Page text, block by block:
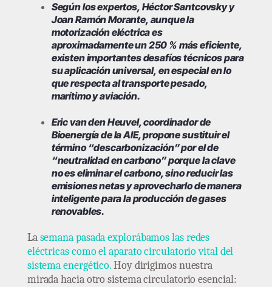
Según los expertos, Héctor Santcovsky y
Joan Ramón Morante, aunque la
motorización eléctrica es
aproximadamente un 250 % más eficiente,
existen importantes desafíos técnicos para
su aplicación universal, en especial en lo
que respecta al transporte pesado,
marítimo y aviación.
Eric van den Heuvel, coordinador de
Bioenergía de la AIE, propone sustituir el
término “descarbonización” por el de
“neutralidad en carbono” porque la clave
no es eliminar el carbono, sino reducir las
emisiones netas y aprovecharlo de manera
inteligente para la producción de gases
renovables.
Lasemana pasada explorábamos las redes
eléctricas como el aparato circulatorio vital del
sistema energético.Hoy dirigimos nuestra
mirada hacia otro sistema circulatorio esencial: